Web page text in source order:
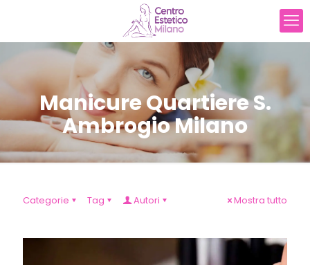
Manicure Quartiere S.
Ambrogio Milano
Categorie Tag Autori Mostra tutto